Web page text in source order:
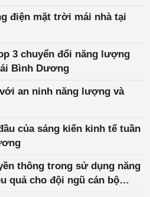
điện mặt trời mái nhà tại
3 chuyển đổi năng lượng
Bình Dương
an ninh năng lượng và
của sáng kiến kinh tế tuần
thông trong sử dụng năng
quả cho đội ngũ cán bộ